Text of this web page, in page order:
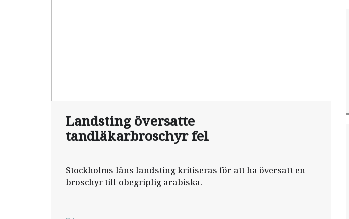
Landsting översatte
tandläkarbroschyr fel
Stockholms läns landsting kritiseras för att ha översatt en
broschyr till obegriplig arabiska.